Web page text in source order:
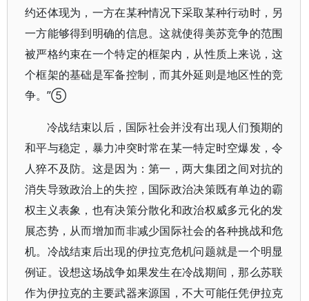
约还体现为，一方在某种情况下采取某种行动时，另
一方能够得到明确的信息。这就使得美苏竞争的范围
被严格约束在一个特定的框架内，从性质上来说，这
个框架的基础是军备控制，而其外延则是地区性的竞
争。”⑤
冷战结束以后，国际社会并没有出现人们预期的
和平与稳定，暴力冲突时常在某一特定时空爆发，令
人猝不及防。这是因为：第一，两大集团之间对抗的
消失导致政治上的失控，国际政治决策既有单边的霸
权主义表象，也有决策分散化和政治权威多元化的发
展态势，从而增加而非减少国际社会的各种挑战和危
机。冷战结束后出现的伊拉克危机问题就是一个明显
例证。设想这场战争如果发生在冷战期间，那么苏联
作为伊拉克的主要武器来源国，不大可能任凭伊拉克